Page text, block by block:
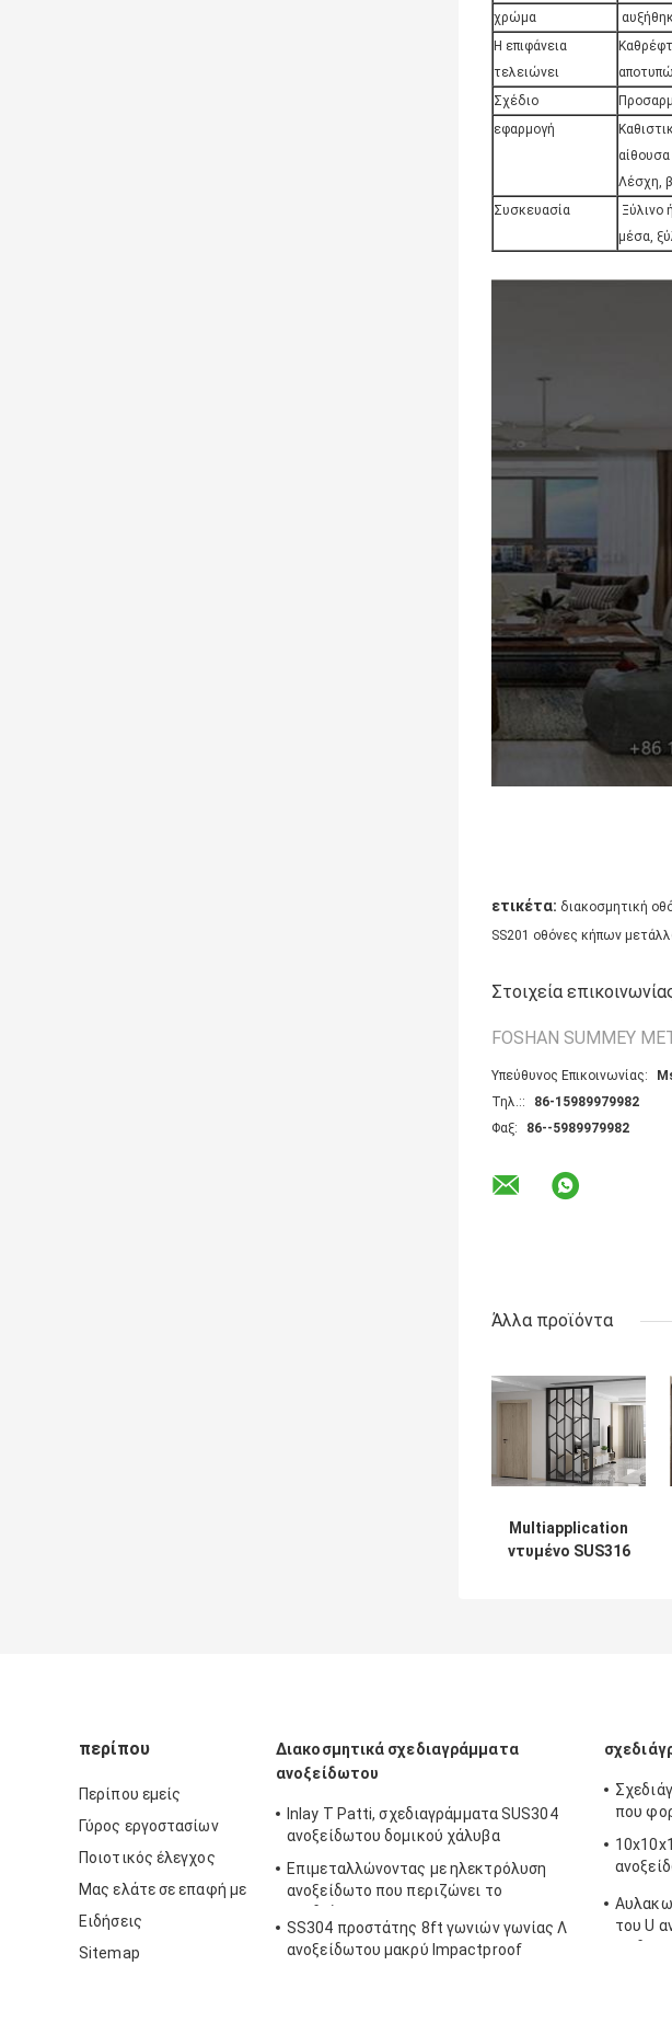
χρώμα
Η επιφάνεια
τελειώνει
Σχέδιο
εφαρμογή
Λέσχη,
Συσκευασία
Ξύλινο
μέσα,
ετικέτα: διακοσμητική
SS201 οθόνες κήπων
Στοιχεία
FOSHAN SUMMEY
Υπεύθυνος Επικοινωνίας:
Τηλ.::
86-15989979982
Φαξ:
86--5989979982
Άλλα προϊόντα
Multiapplication
ντυμένο SUS316
περίπου
Περίπου εμείς
Γύρος εργοστασίων
Ποιοτικός έλεγχος
Μας ελάτε σε επαφή με
Ειδήσεις
Sitemap
Διακοσμητικά σχεδιαγράμματα
ανοξείδωτου
Inlay Τ Patti, σχεδιαγράμματα SUS304
ανοξείδωτου δομικού χάλυβα
Επιμεταλλώνοντας με ηλεκτρόλυση
ανοξείδωτο που περιζώνει το
χώρισμα τοίχων
SS304 προστάτης 8ft γωνιών γωνίας Λ
ανοξείδωτου μακρύ Impactproof
που
του U